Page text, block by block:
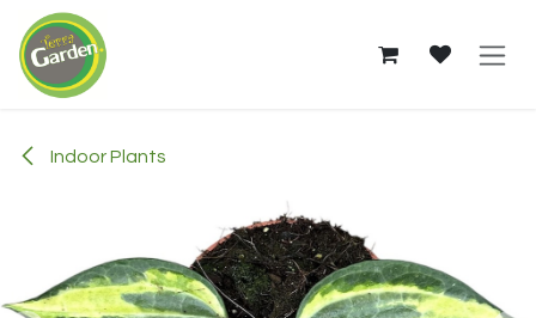
Skip to Content
Indoor Plants